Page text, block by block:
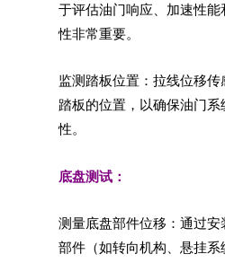
于评估油门响应、加速性
性非常重要。
监测踏板位置：拉线位移传
踏板的位置，以确保油门
性。
底盘测试：
测量底盘部件位移：通过
部件（如转向机构、悬挂